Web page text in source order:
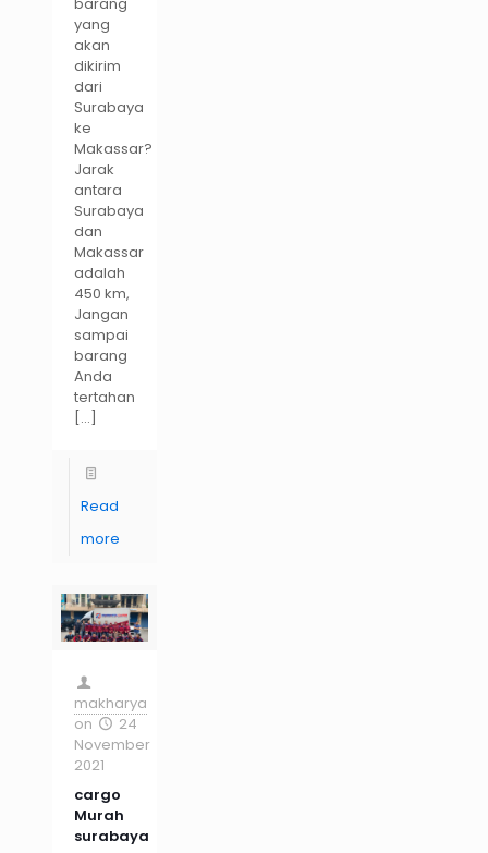
yang
akan
dikirim
dari
Surabaya
ke
Makassar?
Jarak
antara
Surabaya
dan
Makassar
adalah
450 km,
Jangan
sampai
barang
Anda
tertahan
[…]
Read
more
makharya
on
24
November
2021
cargo
Murah
surabaya